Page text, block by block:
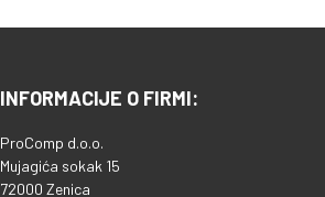
INFORMACIJE O FIRMI:
ProComp d.o.o.
Mujagića sokak 15
72000 Zenica